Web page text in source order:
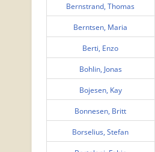
Bernstrand, Thomas
Berntsen, Maria
Berti, Enzo
Bohlin, Jonas
Bojesen, Kay
Bonnesen, Britt
Borselius, Stefan